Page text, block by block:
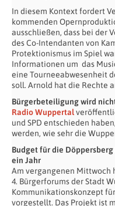
In diesem Kontext fordert
kommenden
ausschließen, dass bei der
des Co-Intendanten von
Protektionismus im Spiel
Informationen um das
eine Tourneeabwesenheit
soll. Arnold hat die Rechte
Bürgerbeteiligung wird
Radio Wuppertal
und SPD entschieden
werden, wie sehr die
Budget für die
ein Jahr
Am vergangenen Mittwoch
4. Bürgerforums der Stadt
Kommunikationskonzept
vorgestellt. Das Projekt ist